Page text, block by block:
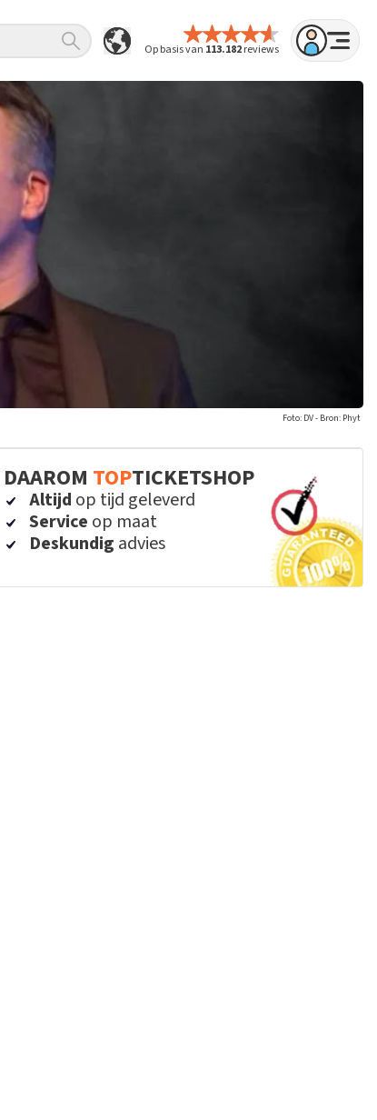
Op basis van 113.182reviews
Foto: DV - Bron: Phyt
DAAROM TOPTICKETSHOP
Altijd op tijd geleverd
Service op maat
Deskundig advies